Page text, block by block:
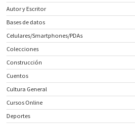
Autor y Escritor
Bases de datos
Celulares/Smartphones/PDAs
Colecciones
Construcción
Cuentos
Cultura General
Cursos Online
Deportes